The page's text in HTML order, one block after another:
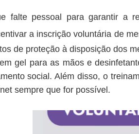
falte pessoal para garantir a
a inscrição voluntária de
de proteção à disposição dos
gel para as mãos e
social. Além disso, o
sempre que for possível.